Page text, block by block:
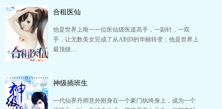
合租医仙
他是世界上唯一一位医仙级医道高手，一副针，一双
手，让无数美女完成了从A到D的华丽转变；他是世界上
最顶级…
神级插班生
一代仙界丹师意外附身在一个豪门纨绔身上，成为一个